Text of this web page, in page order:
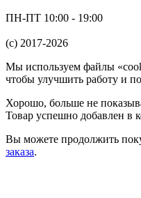
ПН-ПТ 10:00 - 19:00
(c) 2017-2026
Мы используем файлы
чтобы улучшить работу и
Хорошо, больше не
Товар успешно добавлен в
Вы можете продолжить
заказа.